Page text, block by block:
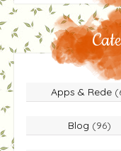
Apps & Rede
Blog (96)